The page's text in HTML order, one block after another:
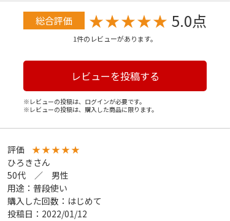
総合評価 ★★★★★ 5.0点
1件のレビューがあります。
レビューを投稿する
※レビューの投稿は、ログインが必要です。
※レビューの投稿は、購入した商品に限ります。
評価 ★★★★★
ひろきさん
50代 ／ 男性
用途：普段使い
購入した回数：はじめて
投稿日：2022/01/12